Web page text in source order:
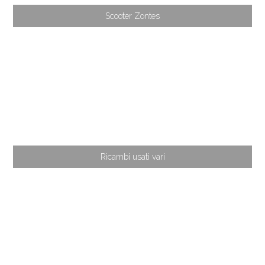
Scooter Zontes
Ricambi usati vari